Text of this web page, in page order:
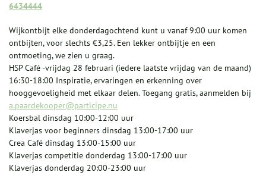
6434444
Wijkontbijt elke donderdagochtend kunt u vanaf 9:00 uur komen
ontbijten, voor slechts €3,25. Een lekker ontbijtje en een
ontmoeting, we zien u graag.
HSP Café -vrijdag 28 februari (iedere laatste vrijdag van de maand)
16:30-18:00 Inspiratie, ervaringen en erkenning over
hooggevoeligheid met elkaar delen. Toegang gratis, aanmelden bij
a.paardekooper@participe.nu
Koersbal dinsdag 10:00-12:00 uur
Klaverjas voor beginners dinsdag 13:00-17:00 uur
Crea Café dinsdag 13:00-15:00 uur
Klaverjas competitie donderdag 13:00-17:00 uur
Klaverjas donderdag 20:00-23:00 uur